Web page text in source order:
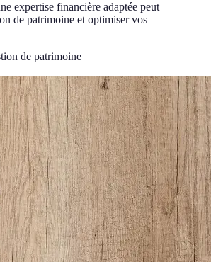
expertise financière adaptée peut
de patrimoine et optimiser vos
de patrimoine